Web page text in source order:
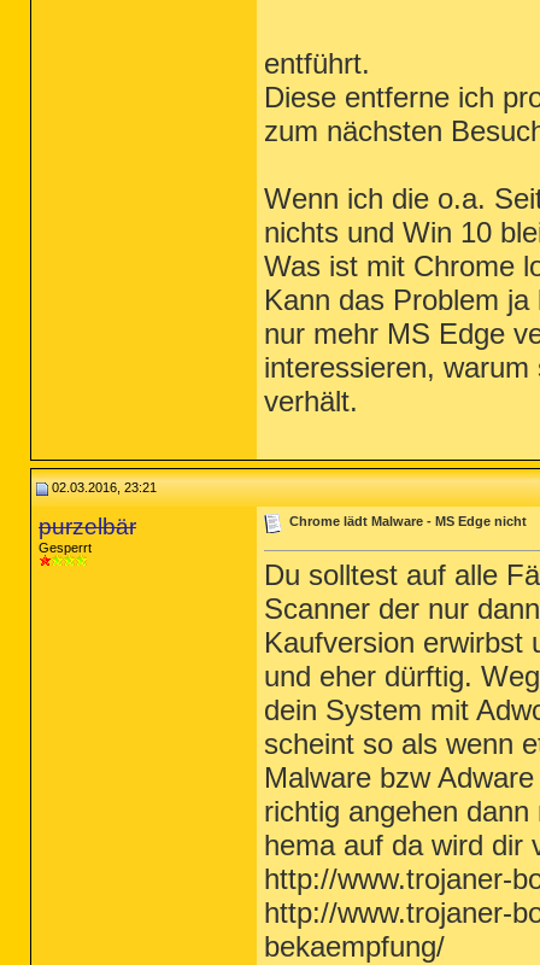
entführt.
Diese entferne ich
zum nächsten
Wenn ich die o.a.
nichts und Win 10
Was ist mit Chrome
Kann das Problem
nur mehr MS Edge
interessieren,
verhält.
02.03.2016, 23:21
purzelbär
Gesperrt
Chrome lädt Malware - MS Edge nicht
Du solltest auf alle
Scanner der nur
Kaufversion erwirbst
und eher dürftig.
dein System mit
scheint so als wenn
Malware bzw
richtig angehen
hema auf da wird dir
http://www.trojaner-
http://www.trojaner-
bekaempfung/